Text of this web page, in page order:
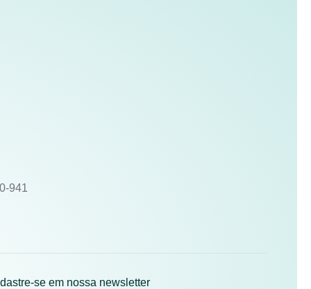
941
se em nossa newsletter